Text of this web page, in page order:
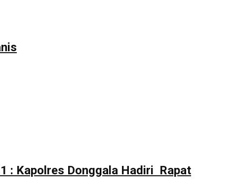
: Kapolres Donggala Hadiri Rapat